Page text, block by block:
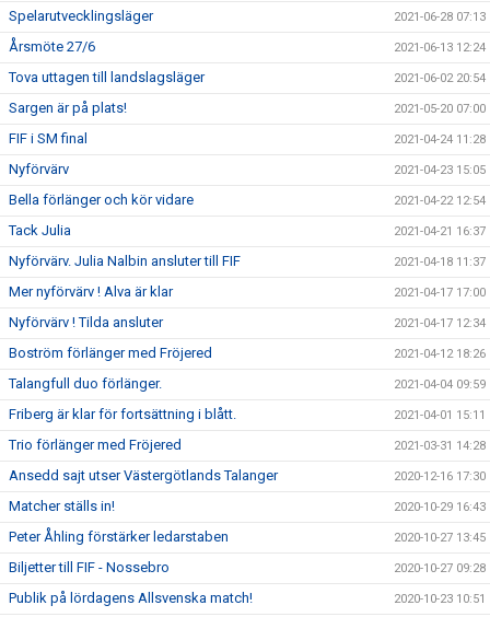
Spelarutvecklingsläger 2021-06-28 07:13
Årsmöte 27/6 2021-06-13 12:24
Tova uttagen till landslagsläger 2021-06-02 20:54
Sargen är på plats! 2021-05-20 07:00
FIF i SM final 2021-04-24 11:28
Nyförvärv 2021-04-23 15:05
Bella förlänger och kör vidare 2021-04-22 12:54
Tack Julia 2021-04-21 16:37
Nyförvärv. Julia Nalbin ansluter till FIF 2021-04-18 11:37
Mer nyförvärv ! Alva är klar 2021-04-17 17:00
Nyförvärv ! Tilda ansluter 2021-04-17 12:34
Boström förlänger med Fröjered 2021-04-12 18:26
Talangfull duo förlänger. 2021-04-04 09:59
Friberg är klar för fortsättning i blått. 2021-04-01 15:11
Trio förlänger med Fröjered 2021-03-31 14:28
Ansedd sajt utser Västergötlands Talanger 2020-12-16 17:30
Matcher ställs in! 2020-10-29 16:43
Peter Åhling förstärker ledarstaben 2020-10-27 13:45
Biljetter till FIF - Nossebro 2020-10-27 09:28
Publik på lördagens Allsvenska match! 2020-10-23 10:51